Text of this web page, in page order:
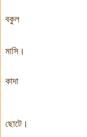
বকুল
মাসি।
কাদা
ছোটে।